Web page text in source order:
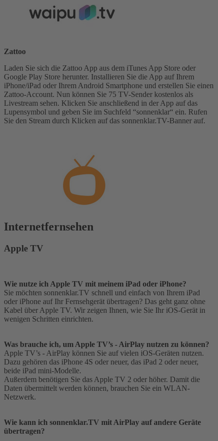
Zattoo
Laden Sie sich die Zattoo App aus dem iTunes App Store oder
Google Play Store herunter. Installieren Sie die App auf Ihrem
iPhone/iPad oder Ihrem Android Smartphone und erstellen Sie einen
Zattoo-Account. Nun können Sie 75 TV-Sender kostenlos als
Livestream sehen. Klicken Sie anschließend in der App auf das
Lupensymbol und geben Sie im Suchfeld “sonnenklar“ ein. Rufen
Sie den Stream durch Klicken auf das sonnenklar.TV-Banner auf.
Internetfernsehen
Apple TV
Wie nutze ich Apple TV mit meinem iPad oder iPhone?
Sie möchten sonnenklar.TV schnell und einfach von Ihrem iPad
oder iPhone auf Ihr Fernsehgerät übertragen? Das geht ganz ohne
Kabel über Apple TV. Wir zeigen Ihnen, wie Sie Ihr iOS-Gerät in
wenigen Schritten einrichten.
Was brauche ich, um Apple TV’s - AirPlay nutzen zu können?
Apple TV’s - AirPlay können Sie auf vielen iOS-Geräten nutzen.
Dazu gehören das iPhone 4S oder neuer, das iPad 2 oder neuer,
beide iPad mini-Modelle.
Außerdem benötigen Sie das Apple TV 2 oder höher. Damit die
Daten übermittelt werden können, brauchen Sie ein WLAN-
Netzwerk.
Wie kann ich sonnenklar.TV mit AirPlay auf andere Geräte
übertragen?